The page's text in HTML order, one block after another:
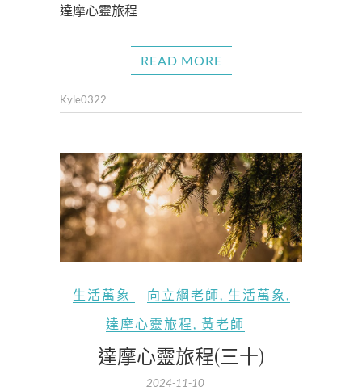
達摩心靈旅程
READ MORE
Kyle0322
生活萬象 向立綱老師, 生活萬象 ,
達摩心靈旅程 , 黃老師
達摩心靈旅程(三十)
2024-11-10